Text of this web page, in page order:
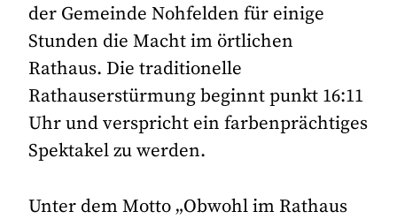
der Gemeinde Nohfelden für einige
Stunden die Macht im örtlichen
Rathaus. Die traditionelle
Rathauserstürmung beginnt punkt 16:11
Uhr und verspricht ein farbenprächtiges
Spektakel zu werden.
Unter dem Motto „Obwohl im Rathaus